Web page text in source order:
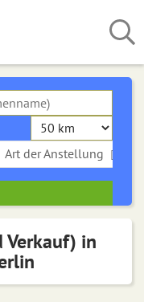
Art der Anstellung
Verkauf) in